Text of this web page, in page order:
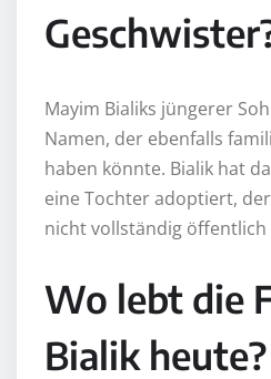
Mayim Bialiks jüngerer
Namen, der ebenfalls
haben könnte. Bialik hat
eine Tochter adoptiert,
nicht vollständig öffentlich
Wo lebt die
Bialik heute?